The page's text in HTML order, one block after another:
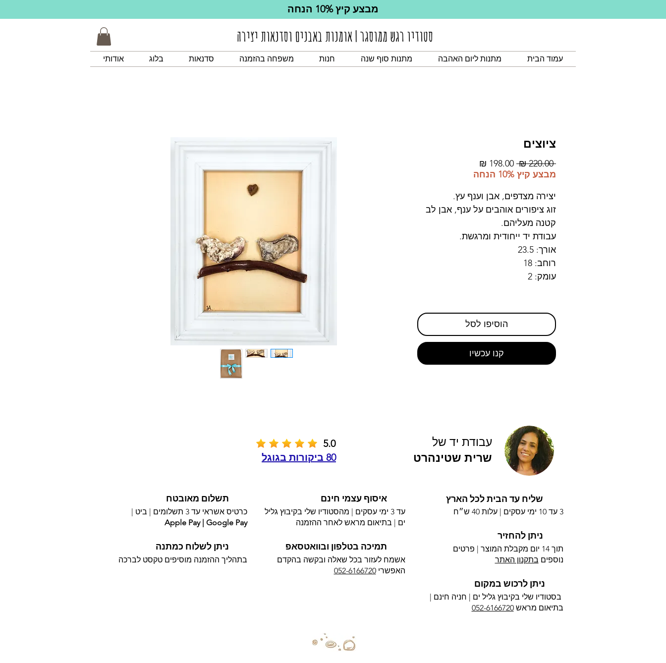
מבצע קיץ 10% הנחה
סטודיו רגש ממוסגר | אומנות באבנים וסדנאות יצירה
עמוד הבית מתנות ליום האהבה מתנות סוף שנה חנות משפחה בהזמנה סדנאות בלוג אודותי
ציוצים
‏220.00 ‏₪
מחיר
רגיל
מבצע
מבצע קיץ 10% הנחה
יצירה מצדפים, אבן וענף עץ.
זוג ציפורים אוהבים על ענף, אבן לב
קטנה מעליהם.
עבודת יד ייחודית ומרגשת.
אורך: 23.5
רוחב: 18
עומק: 2
הוסיפו לסל
קנו עכשיו
5.0
80 ביקורות בגוגל
עבודת יד של
שרית שטינהרט
שליח עד הבית לכל הארץ
3 עד 10 ימי עסקים | עלות 40 ש״ח
ניתן להחזיר
תוך 14 יום מקבלת המוצר | פרטים
נוספים בתקנון האתר
ניתן לרכוש במקום
בסטודיו שלי בקיבוץ גליל ים | חניה חינם |
בתיאום מראש052-6166720
איסוף עצמי חינם
עד 3 ימי עסקים | מהסטודיו שלי בקיבוץ גליל
ים | בתיאום מראש לאחר ההזמנה
תמיכה בטלפון ובוואטסאפ
אשמח לעזור בכל שאלה ובקשה בהקדם
האפשרי​ 052-6166720
תשלום מאובטח
כרטיס אשראי עד 3 תשלומים |
ביט |
Apple Pay | Google Pay
ניתן לשלוח כמתנה
בתהליך ההזמנה מוסיפים טקסט לברכה